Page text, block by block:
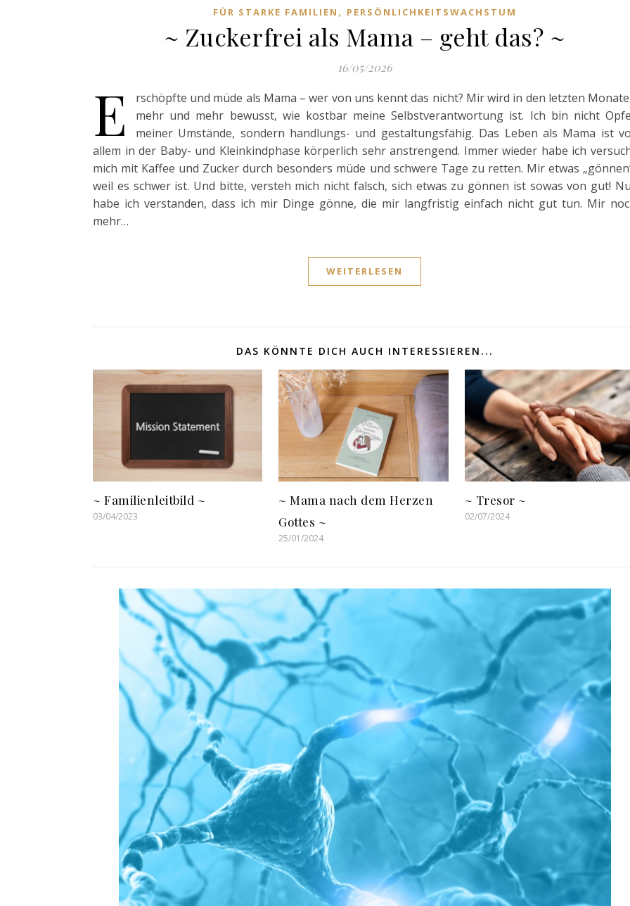
FÜR STARKE FAMILIEN , PERSÖNLICHKEITSWACHSTUM
~ Zuckerfrei als Mama – geht das? ~
16/05/2026
E
rschöpfte und müde als Mama – wer von uns kennt das nicht? Mir wird in den letzten
mehr und mehr bewusst, wie kostbar meine Selbstverantwortung ist. Ich bin nicht
meiner Umstände, sondern handlungs- und gestaltungsfähig. Das Leben als Mama ist
allem in der Baby- und Kleinkindphase körperlich sehr anstrengend. Immer wieder habe ich
mich mit Kaffee und Zucker durch besonders müde und schwere Tage zu retten. Mir etwas
weil es schwer ist. Und bitte, versteh mich nicht falsch, sich etwas zu gönnen ist sowas von gut!
habe ich verstanden, dass ich mir Dinge gönne, die mir langfristig einfach nicht gut tun. Mir
mehr…
WEITERLESEN
DAS KÖNNTE DICH AUCH INTERESSIEREN...
~ Familienleitbild ~
03/04/2023
~ Mama nach dem Herzen
Gottes ~
25/01/2024
~ Tresor ~
02/07/2024